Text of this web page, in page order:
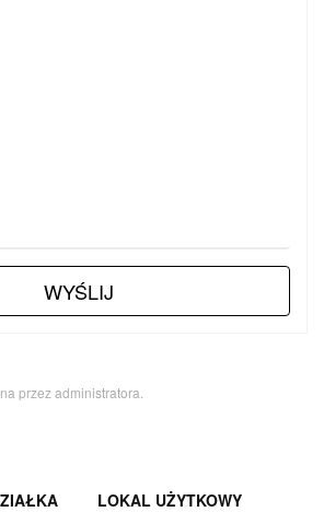
WYŚLIJ
przez administratora.
LOKAL UŻYTKOWY